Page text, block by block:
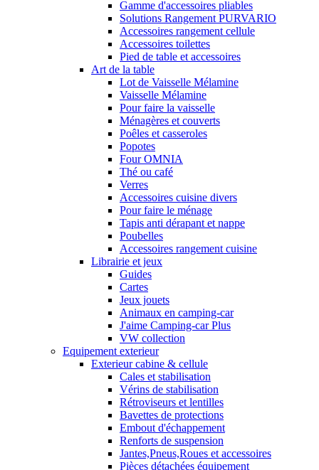
Gamme d'accessoires pliables
Solutions Rangement PURVARIO
Accessoires rangement cellule
Accessoires toilettes
Pied de table et accessoires
Art de la table
Lot de Vaisselle Mélamine
Vaisselle Mélamine
Pour faire la vaisselle
Ménagères et couverts
Poêles et casseroles
Popotes
Four OMNIA
Thé ou café
Verres
Accessoires cuisine divers
Pour faire le ménage
Tapis anti dérapant et nappe
Poubelles
Accessoires rangement cuisine
Librairie et jeux
Guides
Cartes
Jeux jouets
Animaux en camping-car
J'aime Camping-car Plus
VW collection
Equipement exterieur
Exterieur cabine & cellule
Cales et stabilisation
Vérins de stabilisation
Rétroviseurs et lentilles
Bavettes de protections
Embout d'échappement
Renforts de suspension
Jantes,Pneus,Roues et accessoires
Pièces détachées équipement